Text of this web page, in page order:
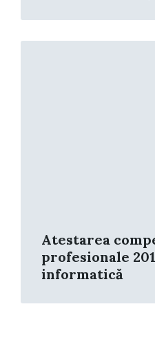
Atestarea
profesionale
informatică
Read